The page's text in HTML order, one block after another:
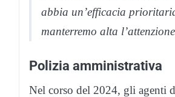
abbia un’efficacia
manterremo alta
Polizia amministrativa
Nel corso del 2024, gli agenti